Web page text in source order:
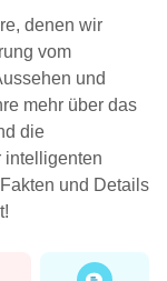
denen wir
vom
und
mehr über das
die
intelligenten
und Details